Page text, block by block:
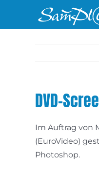
DVD-
Im Auftrag von
(EuroVideo)
Photoshop.